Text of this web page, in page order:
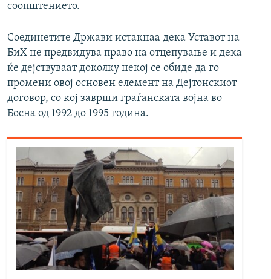
соопштението.
Соединетите Држави истакнаа дека Уставот на
БиХ не предвидува право на отцепување и дека
ќе дејствуваат доколку некој се обиде да го
промени овој основен елемент на Дејтонскиот
договор, со кој заврши граѓанската војна во
Босна од 1992 до 1995 година.